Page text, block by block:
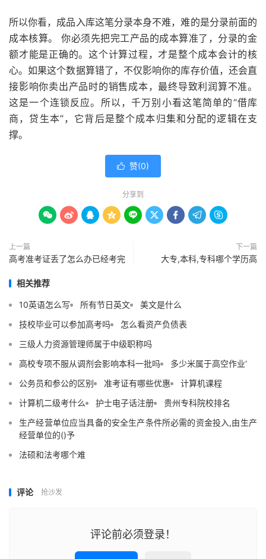
所以你看，成品入库这笔分录本身不难，难的是分录前面的
成本核算。 你必须先把完工产品的成本算准了，分录的金
额才能是正确的。这个计算过程，才是整个成本会计的核
心。如果这个数据算错了，不仅影响你的库存价值，还会直
接影响你卖出产品时的销售成本，最终导致利润算不准。
这是一个连锁反应。所以，千万别小看这笔简单的“借库
商，贷生本”，它背后是整个成本归集和分配的逻辑在支
撑。
 赞(0)
分享到
        
上一篇
高考准考证丢了怎么办已经考完
下一篇
大专,本科,专科哪个学历高
相关推荐
10英语怎么写 所有节日英文
美文是什么
技校毕业可以参加高考吗
怎么看资产负债表
三级人力资源管理师属于中级职称吗
高校专项不服从调剂会影响本科一批吗
多少米属于高空作业‘
公务员和参公的区别
准考证有哪些优惠
计算机课程
计算机二级考什么
护士电子话注册
贵州专科院校排名
生产经营单位应当具备的安全生产条件所必需的资金投入,由生产
经营单位的()予
法硕和法考哪个难
评论 抢沙发
评论前必须登录！